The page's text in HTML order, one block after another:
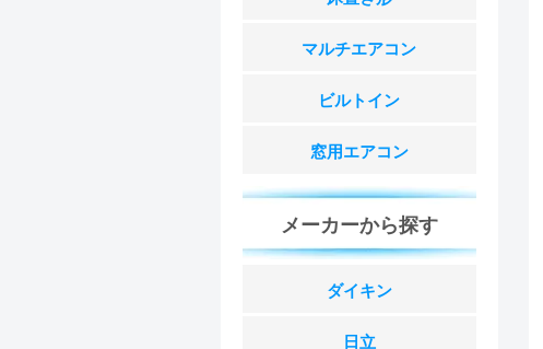
マルチエアコン
ビルトイン
窓用エアコン
メーカーから探す
ダイキン
日立